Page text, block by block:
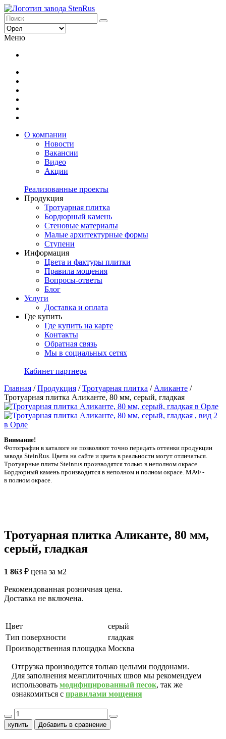
Меню
О компании
Новости
Вакансии
Видео
Акции
Реализованные проекты
Продукция
Тротуарная плитка
Бордюрный камень
Стеновые материалы
Малые архитектурные формы
Ступени
Информация
Цвета и фактуры плитки
Правила мощения
Вопросы-ответы
Блог
Услуги
Доставка и оплата
Где купить
Где купить на карте
Контакты
Обратная связь
Мы в социальных сетях
Кабинет партнера
Главная /Продукция /Тротуарная плитка / Аликанте /
Тротуарная плитка Аликанте, 80 мм, серый, гладкая
Внимание!
Фотографии в каталоге не позволяют точно передать оттенки продукции
заводa SteinRus. Цвета на сайте и цвета в реальности могут отличаться.
Тротуарные плиты Steinrus производятся только в неполном окрасе.
Бордюрный камень производится в неполном и полном окрасе. МАФ -
в полном окрасе.
Тротуарная плитка Аликанте, 80 мм,
серый, гладкая
1 863 ₽ цена за м2
Рекомендованная розничная цена.
Доставка не включена.
Цвет
серый
Тип поверхности
гладкая
Производственная площадка Москва
Отгрузка производится только целыми поддонами.
Для заполнения межплиточных швов мы рекомендуем
использовать модифицированный песок, так же
ознакомиться с правилами мощения
купить Добавить в сравнение